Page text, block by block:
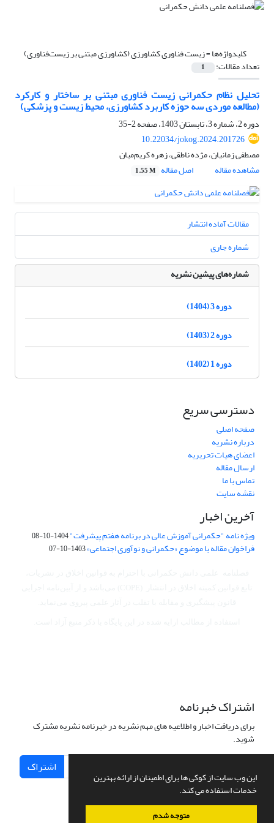
این وب سایت از کوکی ها برای اطمینان از ارائه بهترین
خدمات استفاده می کند.
متوجه شدم
کلیدواژه‌ها =زیست فناوری کشاورزی (کشاورزی مبتنی بر زیست‌فناوری)
تعداد مقالات: 1
تحلیل نظام‌ حکمرانی زیست فناوری مبتنی بر ساختار و کارکرد
(مطالعه موردی سه حوزه کاربرد کشاورزی، محیط زیست و پزشکی)
دوره 2، شماره 3، تابستان 1403، صفحه
2-35
10.22034/jokog.2024.201726
مصطفی زمانیان، مژده ناطقی، زهره کریم‌میان
مشاهده مقاله
اصل مقاله 1.55 M
مقالات آماده انتشار
شماره جاری
شماره‌های پیشین نشریه
دوره 3 (1404)
دوره 2 (1403)
دوره 1 (1402)
دسترسی سریع
صفحه اصلی
درباره نشریه
اعضای هیات تحریریه
ارسال مقاله
تماس با ما
نقشه سایت
آخرین اخبار
ویژه نامه "حکمرانی آموزش عالی در برنامه هفتم پیشرفت"1404-10-08
فراخوان مقاله با موضوع «حکمرانی و نوآوری اجتماعی»1403-10-07
اشتراک خبرنامه
برای دریافت اخبار و اطلاعیه های مهم نشریه در خبرنامه نشریه مشترک
شوید.
اشتراک